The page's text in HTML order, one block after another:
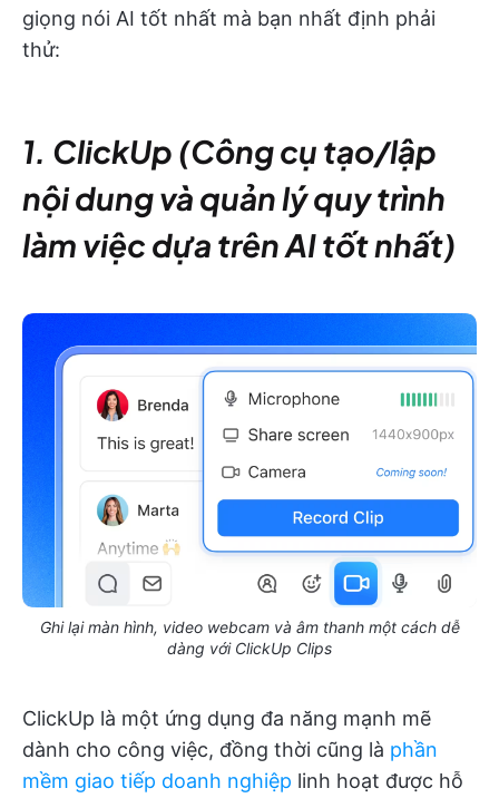
giọng nói AI tốt nhất mà bạn nhất định phải
thử:
1. ClickUp (Công cụ tạo/lập
nội dung và quản lý quy trình
làm việc dựa trên AI tốt nhất)
Ghi lại màn hình, video webcam và âm thanh một cách dễ
dàng với ClickUp Clips
ClickUp là một ứng dụng đa năng mạnh mẽ
dành cho công việc, đồng thời cũng là phần
mềm giao tiếp doanh nghiệp linh hoạt được hỗ